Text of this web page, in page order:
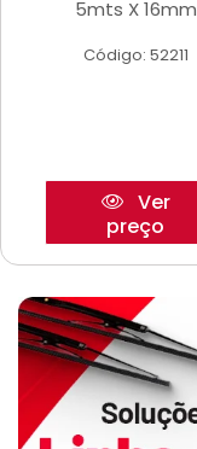
5mts X 16mm
Código: 52211
Ver
preço